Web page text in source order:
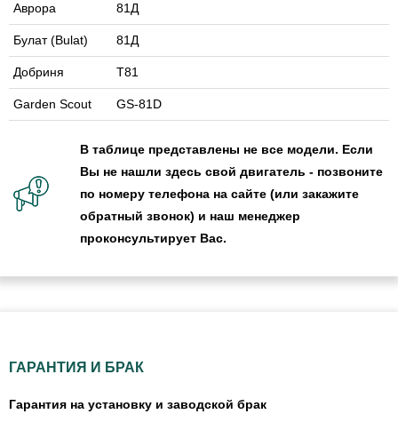
Аврора 81Д
Булат (Bulat) 81Д
Добриня Т81
Garden Scout GS-81D
В таблице представлены не все модели. Если
Вы не нашли здесь свой двигатель - позвоните
по номеру телефона на сайте (или закажите
обратный звонок) и наш менеджер
проконсультирует Вас.
ГАРАНТИЯ И БРАК
Гарантия на установку и заводской брак